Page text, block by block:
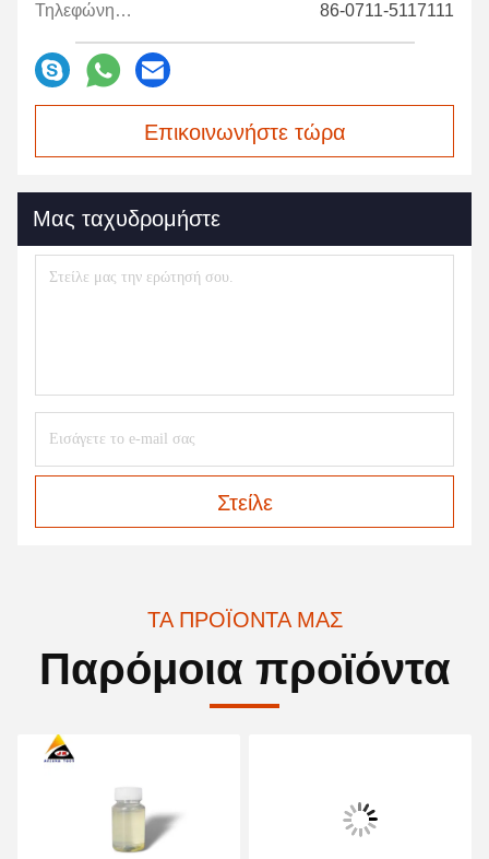
Τηλεφώνημα: 86-0711-5117111
Επικοινωνήστε τώρα
Μας ταχυδρομήστε
Στείλε
ΤΑ ΠΡΟΪΌΝΤΑ ΜΑΣ
Παρόμοια προϊόντα